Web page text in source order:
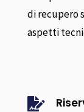
di recupero
aspetti
